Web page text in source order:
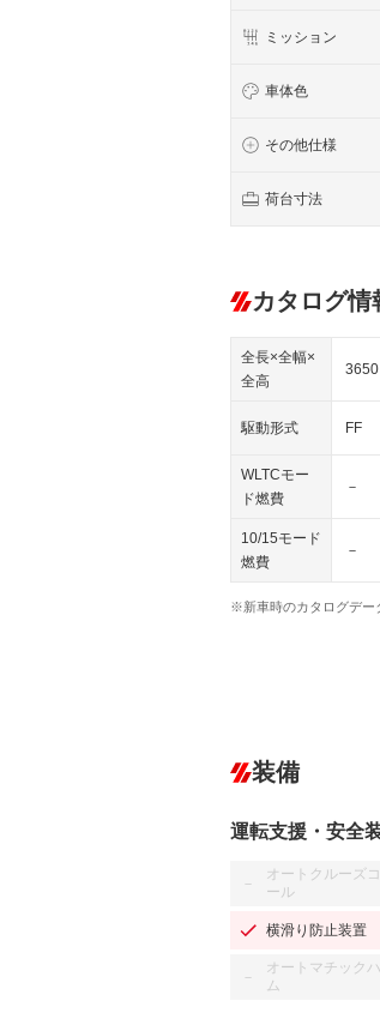
ミッション
車体色
その他仕様
荷台寸法
カタログ情
全長×全幅×
全高
駆動形式 FF
WLTCモー
ド燃費
－
10/15モード
燃費
－
※新車時のカタログデー
装備
運転支援・安全
－
オートクルーズ
ール
横滑り防止装置
－
オートマチック
ム